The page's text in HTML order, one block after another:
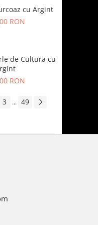
cu Argint
RON
de Cultura cu
RON
3 ... 49